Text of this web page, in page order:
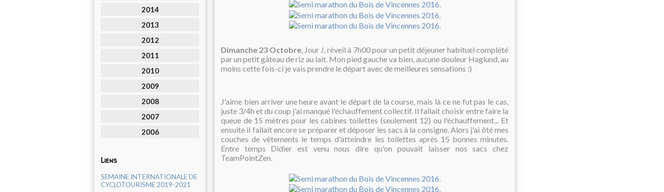
2014
2013
2012
2011
2010
2009
2008
2007
2006
Liens
SEMAINE INTERNATIONALE DE
CYCLOTOURISME 2019-2021
Dimanche 23 Octobre, Jour J, réveil à 7h00 pour un petit déjeuner habituel complété
par un petit gâteau de riz au lait. Mon pied gauche va bien, aucune douleur Haglund, au
moins cette fois-ci je vais prendre le départ avec de meilleures sensations :)
J'aime bien arriver une heure avant le départ de la course, mais là ce ne fut pas le cas,
juste 3/4h et du coup j'ai manqué l'échauffement collectif. Il fallait choisir entre faire la
queue de 15 mètres pour les cabines toilettes (seulement 12) ou l'échauffement... Et
ensuite il fallait encore se préparer et déposer les sacs à la consigne. Alors j'ai ôté mes
couches de vêtements le temps d'atteindre les toilettes après 15 bonnes minutes.
Entre temps Didier est venu nous dire qu'on pouvait laisser nos sacs chez
TeamPointZen.